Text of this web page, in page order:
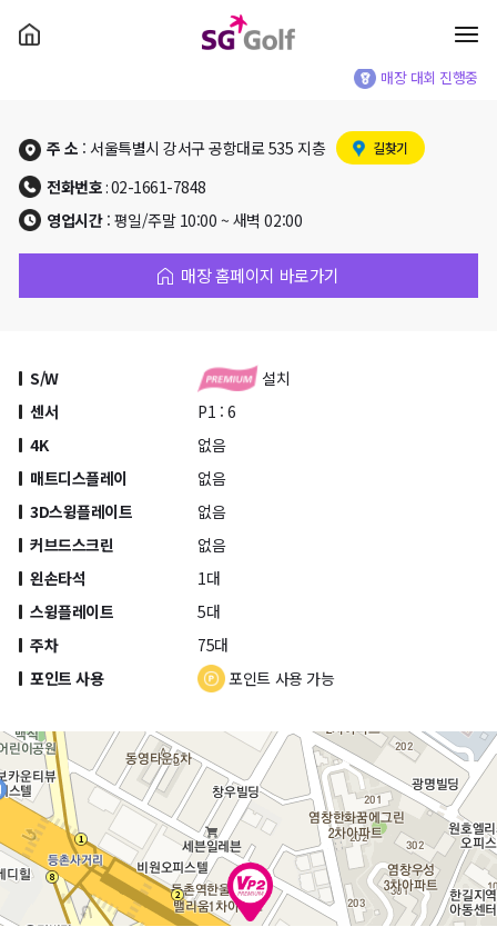
매장 대회 진행중
주 소 : 서울특별시 강서구 공항대로 535 지층 길찾기
전화번호: 02-1661-7848
영업시간: 평일/주말 10:00 ~ 새벽 02:00
매장 홈페이지 바로가기
S/W
설치
센서
P1 : 6
4K
없음
매트디스플레이
없음
3D스윙플레이트
없음
커브드스크린
없음
왼손타석
1대
스윙플레이트
5대
주차
75대
포인트 사용
포인트 사용 가능